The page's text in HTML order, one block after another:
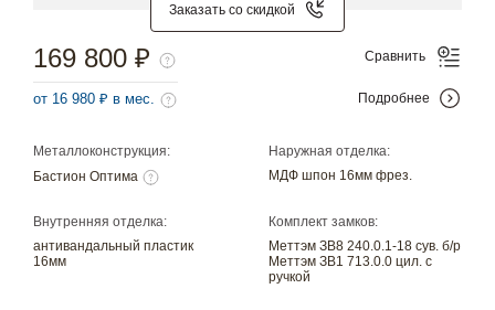
Заказать со скидкой
Металлоконструкция:
Бастион Оптима
Наружная отделка:
МДФ шпон 16мм фрез.
Внутренняя отделка:
антивандальный пластик
16мм
Комплект замков:
Меттэм ЗВ8 240.0.1-18 сув. б/р
Меттэм ЗВ1 713.0.0 цил. с
ручкой
169 800 ₽
от 16 980 ₽ в мес.
Сравнить
Подробнее